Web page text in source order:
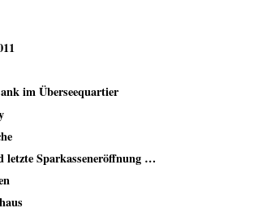
im Überseequartier
letzte Sparkasseneröffnung …